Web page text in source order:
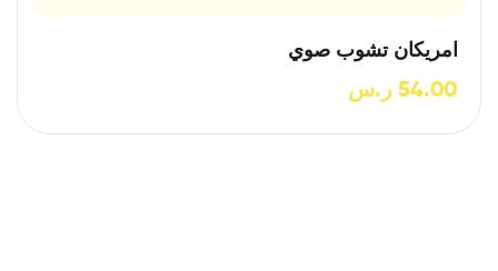
امريكان تشوب صوي
54.00 ر.س